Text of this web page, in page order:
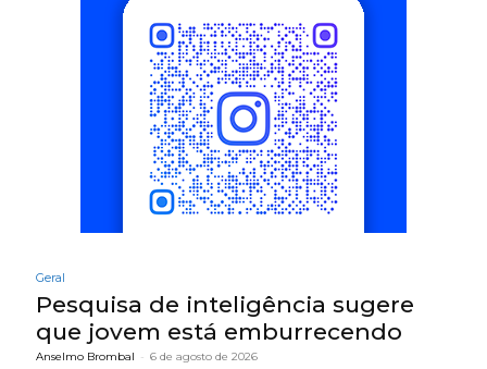
Geral
Pesquisa de inteligência sugere
que jovem está emburrecendo
Anselmo Brombal - 6 de agosto de 2026